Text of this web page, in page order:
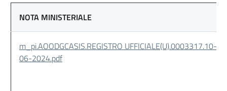
NOTA MINISTERIALE
m_pi.AOODGCASIS.REGISTRO UFFICIALE(U).0003317.10-
06-2024.pdf